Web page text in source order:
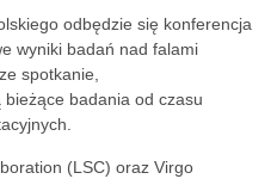
odbędzie się konferencja
wyniki badań nad falami
spotkanie,
badania od czasu
(LSC) oraz Virgo